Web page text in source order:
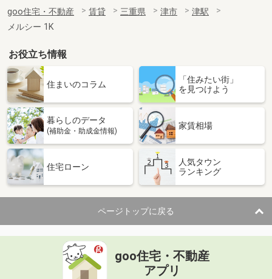
goo住宅・不動産 賃貸 三重県 津市
津駅
メルシー 1K
お役立ち情報
住まいのコラム
「住みたい街」
を見つけよう
暮らしのデータ
(補助金・助成金情報)
家賃相場
住宅ローン
人気タウン
ランキング
ページトップに戻る
goo住宅・不動産
アプリ